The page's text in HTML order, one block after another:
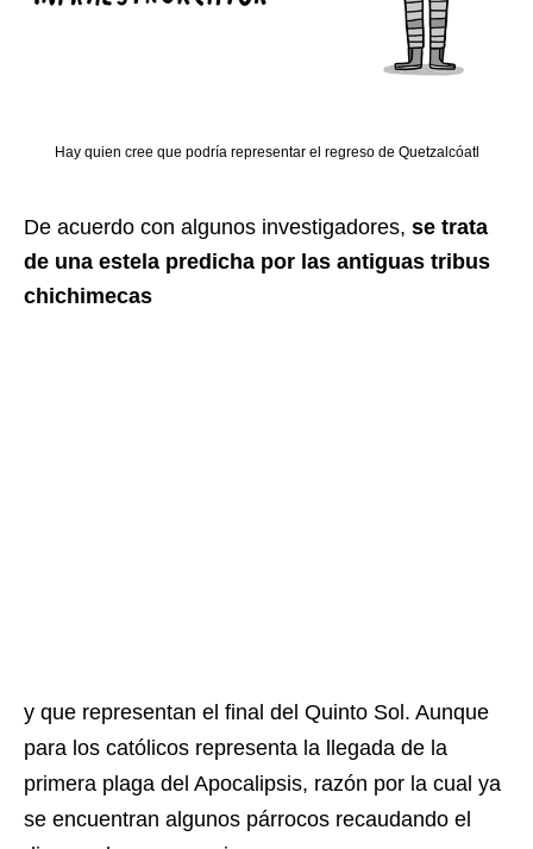
Hay quien cree que podría representar el regreso de Quetzalcóatl
De acuerdo con algunos investigadores, se trata
de una estela predicha por las antiguas tribus
chichimecas
y que representan el final del Quinto Sol. Aunque
para los católicos representa la llegada de la
primera plaga del Apocalipsis, razón por la cual ya
se encuentran algunos párrocos recaudando el